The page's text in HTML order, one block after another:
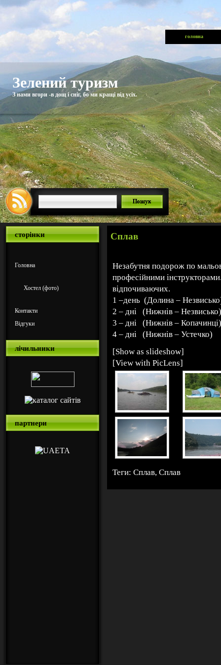
головна
Зелений туризм
З нами вгори -в дощ і сніг, бо ми кращі від усіх.
сторінки
Головна
Хостел (фото)
Контакти
Відгуки
лічильники
партнери
Сплав
Незабутня подорож по
професійними
відпочиваючих.
1 –день (Долина –
2 – дні (Нижнів – Незвисько)
3 – дні (Нижнів – Копачинці)
4 – дні (Нижнів – Устечко)
[Show as slideshow]
[View with PicLens]
Теги: Сплав, Сплав